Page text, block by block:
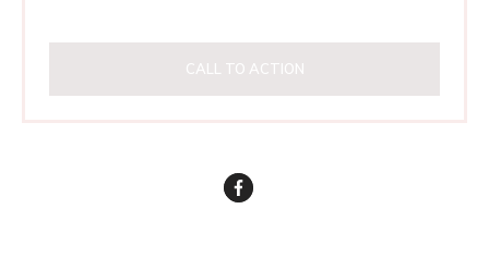
CALL TO ACTION